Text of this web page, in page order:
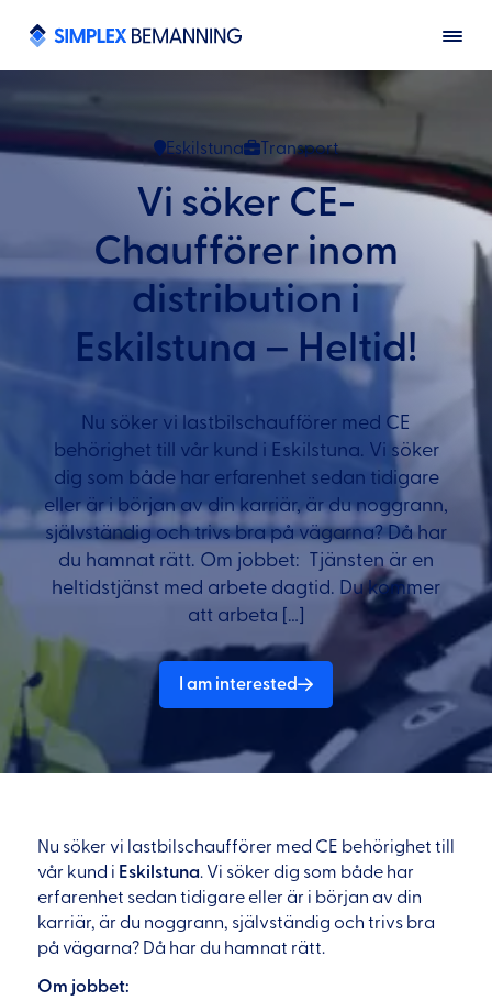
Eskilstuna Transport
Vi söker CE-
Chaufförer inom
distribution i
Eskilstuna – Heltid!
Nu söker vi lastbilschaufförer med CE
behörighet till vår kund i Eskilstuna. Vi söker
dig som både har erfarenhet sedan tidigare
eller är i början av din karriär, är du noggrann,
självständig och trivs bra på vägarna? Då har
du hamnat rätt. Om jobbet: Tjänsten är en
heltidstjänst med arbete dagtid. Du kommer
att arbeta […]
I am interested
Nu söker vi lastbilschaufförer med CE behörighet till
vår kund i Eskilstuna. Vi söker dig som både har
erfarenhet sedan tidigare eller är i början av din
karriär, är du noggrann, självständig och trivs bra
på vägarna? Då har du hamnat rätt.
Om jobbet: